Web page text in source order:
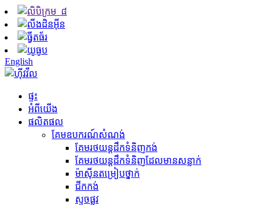
English
ផ្ទះ
អំពីយើង
ផលិតផល
គែមឧបករណ៍សំណង់
គែម​រថយន្ត​ដឹក​ទំនិញ​កង់
គែមរថយន្តដឹកទំនិញដែលមានសន្លាក់
ម៉ាស៊ីន​តម្រៀប​ថ្នាក់
ជីក​កង់
ស្ទូចផ្លូវ